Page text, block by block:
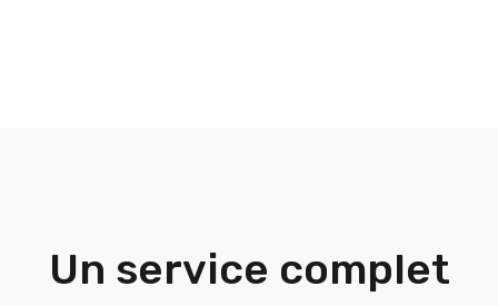
Un service complet